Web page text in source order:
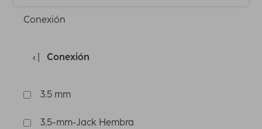
Conexión
Conexión
3.5 mm
3.5-mm-Jack Hembra